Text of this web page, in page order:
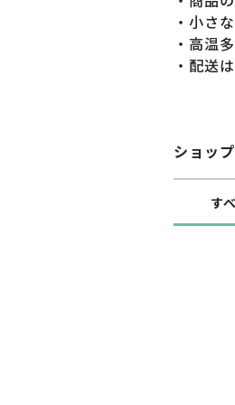
・小さ
・高温
・配送
ショッ
す